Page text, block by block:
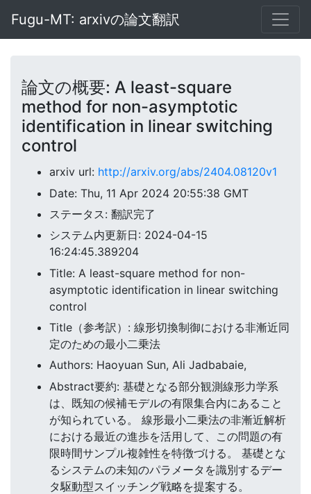
Fugu-MT: arxivの論文翻訳
論文の概要: A least-square
method for non-asymptotic
identification in linear switching
control
arxiv url: http://arxiv.org/abs/2404.08120v1
Date: Thu, 11 Apr 2024 20:55:38 GMT
ステータス: 翻訳完了
システム内更新日: 2024-04-15
16:24:45.389204
Title: A least-square method for non-
asymptotic identification in linear switching
control
Title（参考訳）: 線形切換制御における非漸近同
定のための最小二乗法
Authors: Haoyuan Sun, Ali Jadbabaie,
Abstract要約: 基礎となる部分観測線形力学系
は、既知の候補モデルの有限集合内にあること
が知られている。 線形最小二乗法の非漸近解析
における最近の進歩を活用して、この問題の有
限時間サンプル複雑性を特徴づける。 基礎とな
るシステムの未知のパラメータを識別するデー
タ駆動型スイッチング戦略を提案する。